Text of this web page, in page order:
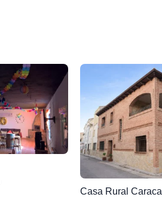
Casa Rural Caraca